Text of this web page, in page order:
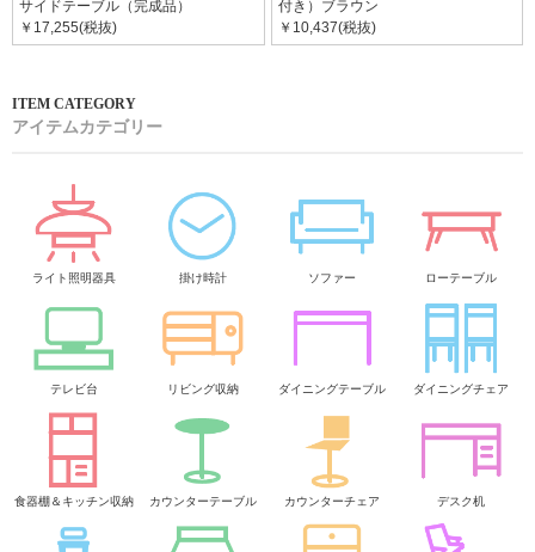
サイドテーブル（完成品）
￥17,255(税抜)
付き）ブラウン
￥10,437(税抜)
アイテムカテゴリー
ライト照明器具 掛け時計 ソファー ローテーブル
テレビ台 リビング収納 ダイニングテーブル ダイニングチェア
食器棚＆キッチン収納 カウンターテーブル カウンターチェア デスク机